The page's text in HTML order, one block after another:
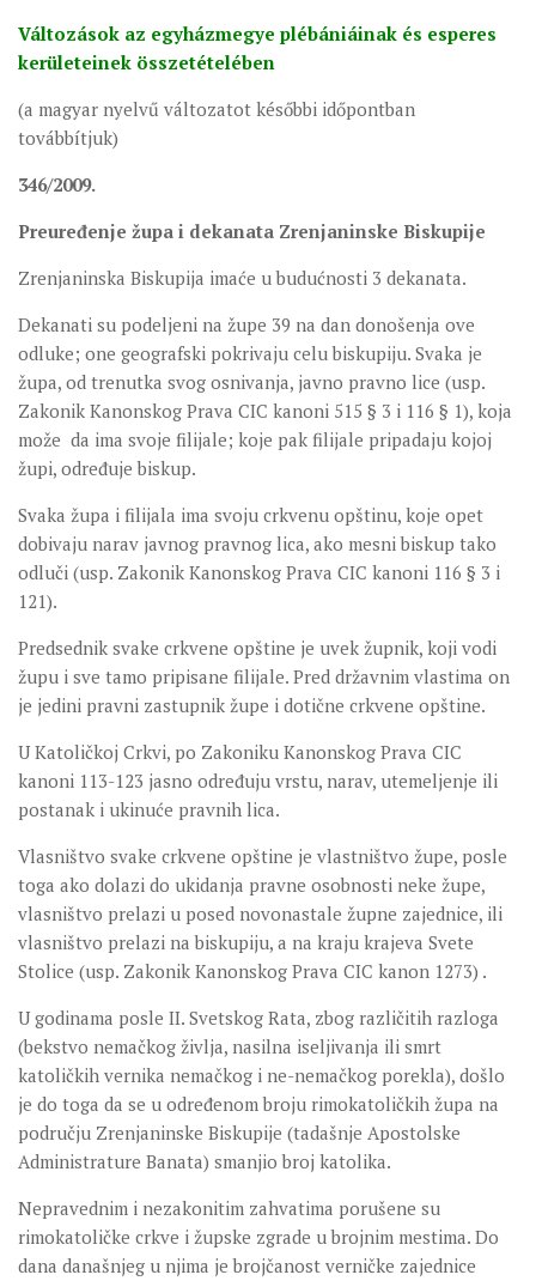
Változások az egyházmegye plébániáinak és esperes
kerületeinek összetételében
(a magyar nyelvű változatot későbbi időpontban
továbbítjuk)
346/2009.
Preuređenje župa i dekanata Zrenjaninske Biskupije
Zrenjaninska Biskupija imaće u budućnosti 3 dekanata.
Dekanati su podeljeni na župe 39 na dan donošenja ove
odluke; one geografski pokrivaju celu biskupiju. Svaka je
župa, od trenutka svog osnivanja, javno pravno lice (usp.
Zakonik Kanonskog Prava CIC kanoni 515 § 3 i 116 § 1), koja
može da ima svoje filijale; koje pak filijale pripadaju kojoj
župi, određuje biskup.
Svaka župa i filijala ima svoju crkvenu opštinu, koje opet
dobivaju narav javnog pravnog lica, ako mesni biskup tako
odluči (usp. Zakonik Kanonskog Prava CIC kanoni 116 § 3 i
121).
Predsednik svake crkvene opštine je uvek župnik, koji vodi
župu i sve tamo pripisane filijale. Pred državnim vlastima on
je jedini pravni zastupnik župe i dotične crkvene opštine.
U Katoličkoj Crkvi, po Zakoniku Kanonskog Prava CIC
kanoni 113-123 jasno određuju vrstu, narav, utemeljenje ili
postanak i ukinuće pravnih lica.
Vlasništvo svake crkvene opštine je vlastništvo župe, posle
toga ako dolazi do ukidanja pravne osobnosti neke župe,
vlasništvo prelazi u posed novonastale župne zajednice, ili
vlasništvo prelazi na biskupiju, a na kraju krajeva Svete
Stolice (usp. Zakonik Kanonskog Prava CIC kanon 1273) .
U godinama posle II. Svetskog Rata, zbog različitih razloga
(bekstvo nemačkog življa, nasilna iseljivanja ili smrt
katoličkih vernika nemačkog i ne-nemačkog porekla), došlo
je do toga da se u određenom broju rimokatoličkih župa na
području Zrenjaninske Biskupije (tadašnje Apostolske
Administrature Banata) smanjio broj katolika.
Nepravednim i nezakonitim zahvatima porušene su
rimokatoličke crkve i župske zgrade u brojnim mestima. Do
dana današnjeg u njima je brojčanost verničke zajednice